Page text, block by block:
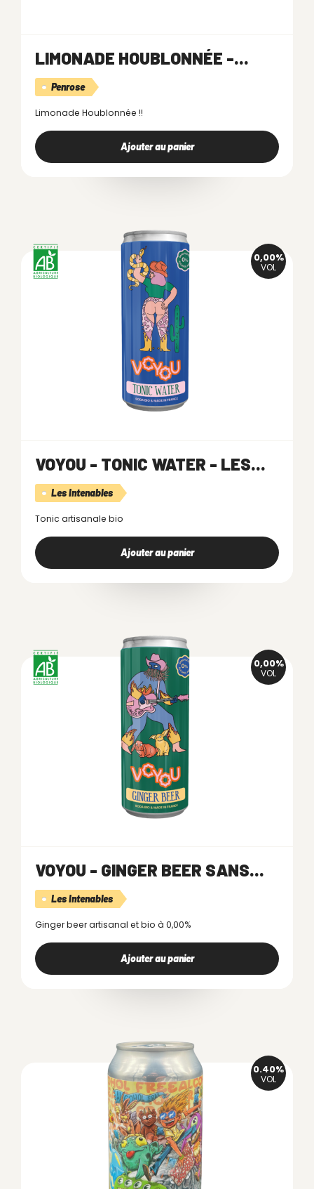
LIMONADE HOUBLONNÉE -...
Penrose
Limonade Houblonnée !!
Ajouter au panier
0,00%
VOL
VOYOU - TONIC WATER - LES...
Les Intenables
Tonic artisanale bio
Ajouter au panier
0,00%
VOL
VOYOU - GINGER BEER SANS...
Les Intenables
Ginger beer artisanal et bio à 0,00%
Ajouter au panier
0.40%
VOL